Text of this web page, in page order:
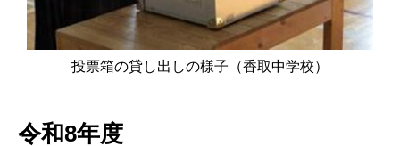
投票箱の貸し出しの様子（香取中学校）
令和8年度